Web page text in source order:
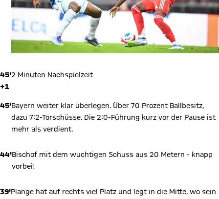
45'
+1
2 Minuten Nachspielzeit
45'Bayern weiter klar überlegen. Über 70 Prozent Ballbesitz,
dazu 7:2-Torschüsse. Die 2:0-Führung kurz vor der Pause ist
mehr als verdient.
44'Bischof mit dem wuchtigen Schuss aus 20 Metern - knapp
vorbei!
39'Plange hat auf rechts viel Platz und legt in die Mitte, wo sein